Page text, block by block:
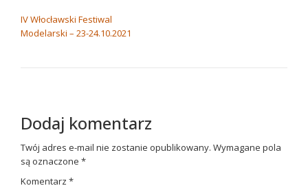
IV Włocławski Festiwal
Modelarski – 23-24.10.2021
Dodaj komentarz
Twój adres e-mail nie zostanie opublikowany. Wymagane pola
są oznaczone *
Komentarz *